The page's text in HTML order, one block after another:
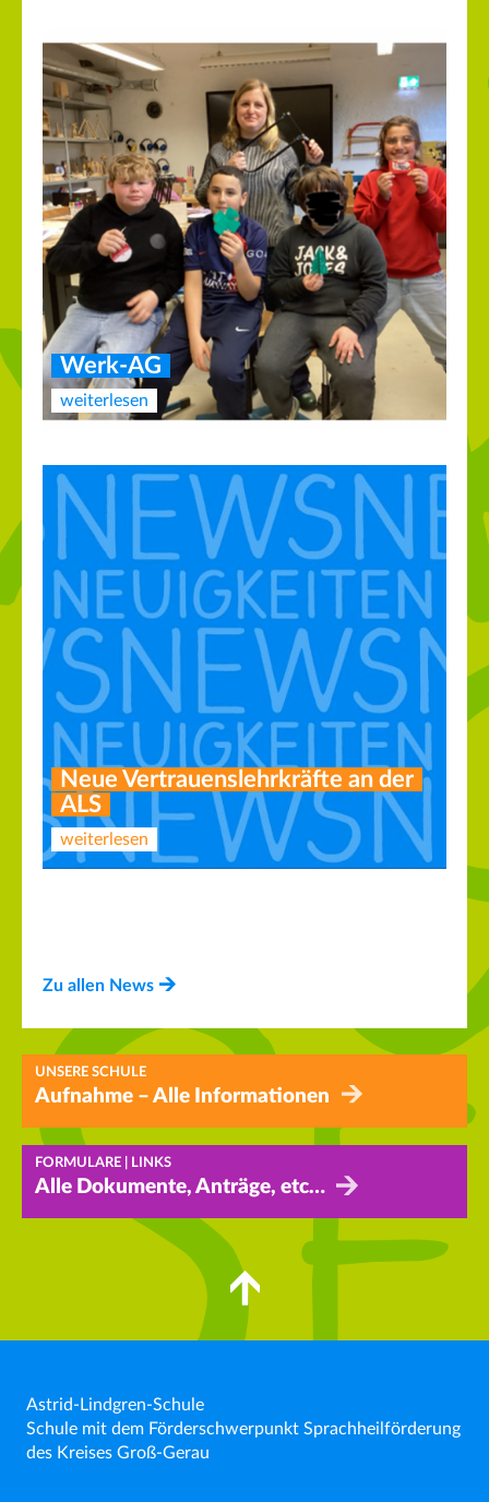
Werk-AG
weiterlesen
Neue Vertrauenslehrkräfte an der
ALS
weiterlesen
AG Lesen und Experimentieren
Zu allen News
UNSERE SCHULE
Aufnahme – Alle Informationen
FORMULARE | LINKS
Alle Dokumente, Anträge, etc…
Astrid-Lindgren-Schule
Schule mit dem Förderschwerpunkt Sprachheilförderung
des Kreises Groß-Gerau